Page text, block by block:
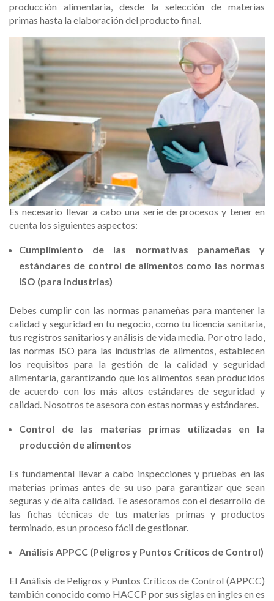
producción alimentaria, desde la selección de materias
primas hasta la elaboración del producto final.
Es necesario llevar a cabo una serie de procesos y tener en
cuenta los siguientes aspectos:
Cumplimiento de las normativas panameñas y
estándares de control de alimentos como las normas
ISO (para industrias)
Debes cumplir con las normas panameñas para mantener la
calidad y seguridad en tu negocio, como tu licencia sanitaria,
tus registros sanitarios y análisis de vida media. Por otro lado,
las normas ISO para las industrias de alimentos, establecen
los requisitos para la gestión de la calidad y seguridad
alimentaria, garantizando que los alimentos sean producidos
de acuerdo con los más altos estándares de seguridad y
calidad. Nosotros te asesora con estas normas y estándares.
Control de las materias primas utilizadas en la
producción de alimentos
Es fundamental llevar a cabo inspecciones y pruebas en las
materias primas antes de su uso para garantizar que sean
seguras y de alta calidad. Te asesoramos con el desarrollo de
las fichas técnicas de tus materias primas y productos
terminado, es un proceso fácil de gestionar.
Análisis APPCC (Peligros y Puntos Críticos de Control)
El Análisis de Peligros y Puntos Críticos de Control (APPCC)
también conocido como HACCP por sus siglas en ingles en es